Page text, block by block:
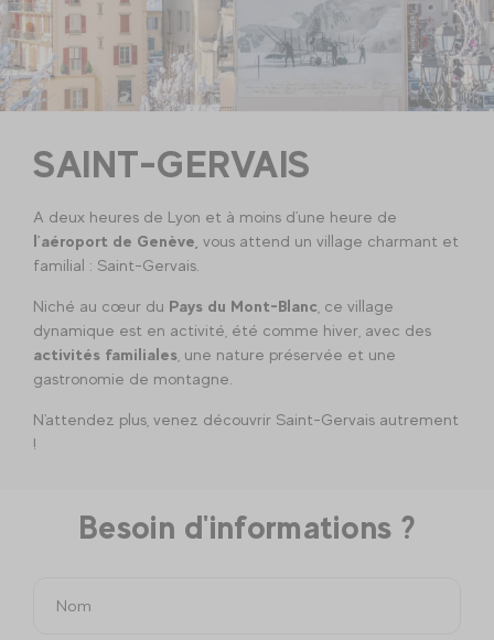
SAINT-GERVAIS
A deux heures de Lyon et à moins d'une heure de
l’aéroport de Genève, vous attend un village charmant et
familial : Saint-Gervais.
Niché au cœur du Pays du Mont-Blanc , ce village
dynamique est en activité, été comme hiver, avec des
activités familiales , une nature préservée et une
gastronomie de montagne.
N'attendez plus, venez découvrir Saint-Gervais autrement
!
Besoin d'informations ?